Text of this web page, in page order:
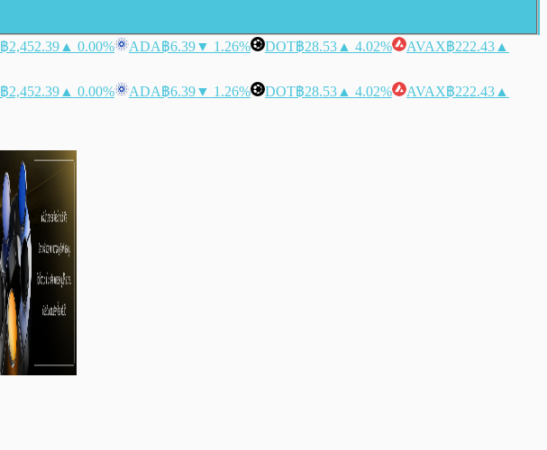
฿2,452.39 ▲ 0.00% ADA฿6.39▼ 1.26% DOT฿28.53 ▲ 4.02% AVAX฿222.43 ▲
฿2,452.39 ▲ 0.00% ADA฿6.39▼ 1.26% DOT฿28.53 ▲ 4.02% AVAX฿222.43 ▲